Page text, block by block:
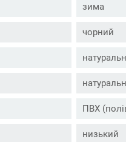
зима
чорний
ПВХ
низький